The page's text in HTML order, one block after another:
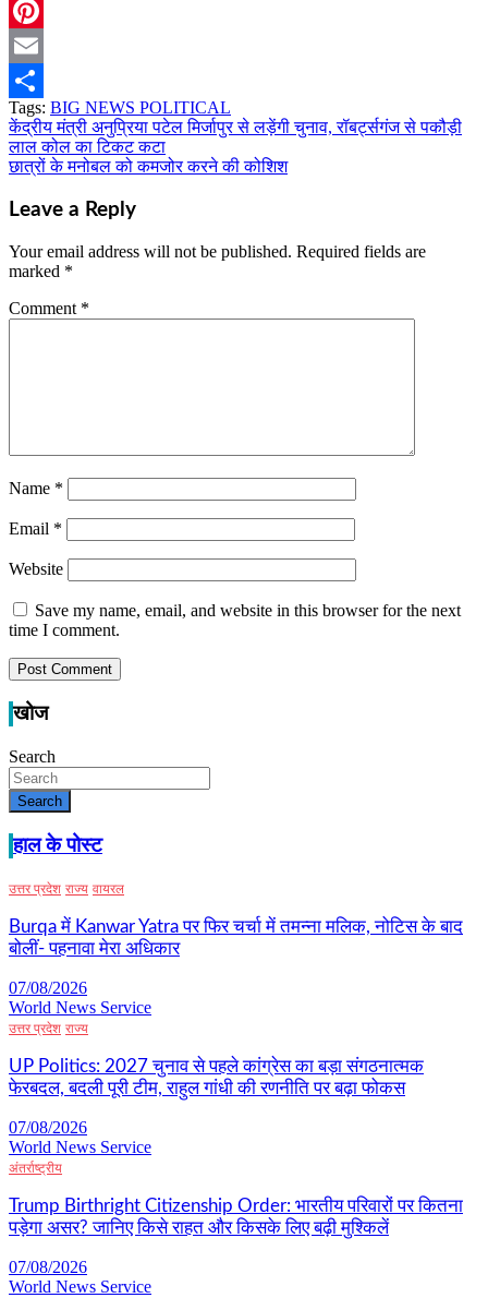
Twitter
Pinterest
Email
Share
Tags: BIG NEWS POLITICAL
Post
navigation
केंद्रीय मंत्री अनुप्रिया पटेल मिर्जापुर से लड़ेंगी चुनाव, रॉबर्ट्सगंज से पकौड़ी
लाल कोल का टिकट कटा
छात्रों के मनोबल को कमजोर करने की कोशिश
Leave a Reply
Your email address will not be published. Required fields are
marked *
Comment *
Name *
Email *
Website
Save my name, email, and website in this browser for the next
time I comment.
खोज
Search
Search
हाल के पोस्ट
उत्तर प्रदेश राज्य वायरल
Burqa में Kanwar Yatra पर फिर चर्चा में तमन्ना मलिक, नोटिस के बाद
बोलीं- पहनावा मेरा अधिकार
07/08/2026
World News Service
उत्तर प्रदेश राज्य
UP Politics: 2027 चुनाव से पहले कांग्रेस का बड़ा संगठनात्मक
फेरबदल, बदली पूरी टीम, राहुल गांधी की रणनीति पर बढ़ा फोकस
07/08/2026
World News Service
अंतर्राष्ट्रीय
Trump Birthright Citizenship Order: भारतीय परिवारों पर कितना
पड़ेगा असर? जानिए किसे राहत और किसके लिए बढ़ी मुश्किलें
07/08/2026
World News Service